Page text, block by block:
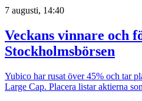
7 augusti, 14:40
Veckans vinnare och
Stockholmsbörsen
Yubico har rusat över 45% och tar
Large Cap. Placera listar aktierna